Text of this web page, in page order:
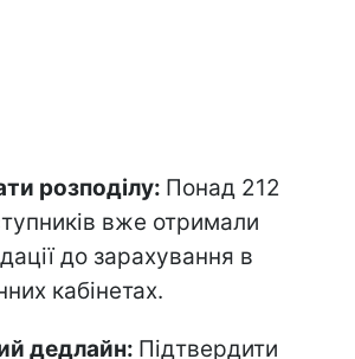
розподілу: Понад 212
вже отримали
до зарахування в
кабінетах.
дедлайн: Підтвердити